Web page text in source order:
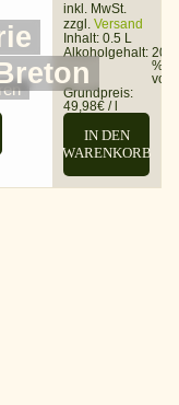
inkl. MwSt.
zzgl. Versand
Inhalt: 0.5 L
Alkoholgehalt: 20
%
vol
Grundpreis:
49,98€ /
IN DEN
WARENKORB